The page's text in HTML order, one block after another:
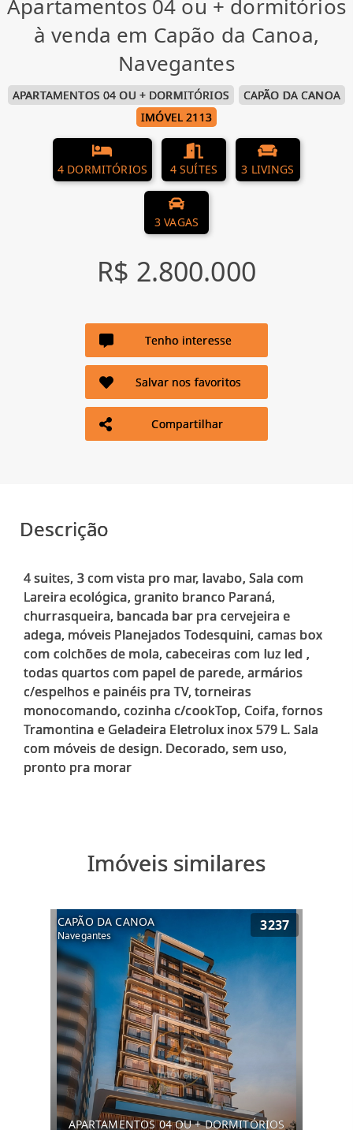
Apartamentos 04 ou + dormitórios
à venda em Capão da Canoa,
Navegantes
APARTAMENTOS 04 OU + DORMITÓRIOS
CAPÃO DA CANOA
IMÓVEL 2113
4 DORMITÓRIOS 4 SUÍTES 3 LIVINGS
3 VAGAS
R$ 2.800.000
Tenho interesse
Salvar nos favoritos
Compartilhar
Descrição
4 suites, 3 com vista pro mar, lavabo, Sala com
Lareira ecológica, granito branco Paraná,
churrasqueira, bancada bar pra cervejeira e
adega, móveis Planejados Todesquini, camas box
com colchões de mola, cabeceiras com luz led ,
todas quartos com papel de parede, armários
c/espelhos e painéis pra TV, torneiras
monocomando, cozinha c/cookTop, Coifa, fornos
Tramontina e Geladeira Eletrolux inox 579 L. Sala
com móveis de design. Decorado, sem uso,
Imóveis similares
CAPÃO DA CANOA
Navegantes
3237
APARTAMENTOS 04 OU + DORMITÓRIOS